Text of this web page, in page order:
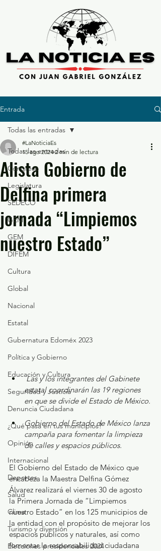
Entrada
Todas las entradas
Congreso
Legislatura
SEDECO
GEM
GEM
DIFEM
Cultura
Global
Nacional
Estatal
Gubernatura Edoméx 2023
Política y Gobierno
Educación y Cultura
Seguridad y Justicia
Denuncia Ciudadana
¿Qué pasa en tus municipios?
Opinión
Internacional
Deportes
Salud
Clima
Turismo y diversión
Elecciones presidenciales 2024
Todas las entradas
Alista Gobierno de
Delfina primera
jornada “Limpiemos
nuestro Estado”
#LaNoticiaEs
15 ago 2024 2 min de lectura
Las y los integrantes del Gabinete
estatal coordinarán las 19 regiones
en que se divide el Estado de México.
Gobierno del Estado de México lanza
campaña para fomentar la limpieza
de calles y espacios públicos.
El Gobierno del Estado de México que
encabeza la Maestra Delfina Gómez
Álvarez realizará el viernes 30 de agosto
la Primera Jornada de “Limpiemos
nuestro Estado” en los 125 municipios de
la entidad con el propósito de mejorar los
espacios públicos y naturales, así como
fomentar la responsabilidad ciudadana